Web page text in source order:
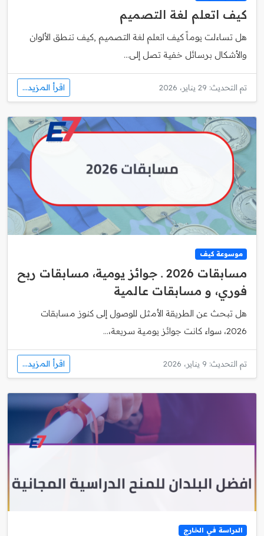
كيف اتعلم لغة التصميم
هل تساءلت يوماً كيف اتعلم لغة التصميم ,كيف تنطق الألوان
والأشكال برسائل خفية تصل إلى...
تم التحديث: 29 يناير، 2026 اقرأ المزيد...
موسوعة كيف
مسابقات 2026 ـ جوائز يومية، مسابقات ربح
فوري، و مسابقات عالمية
هل تبحث عن الطريقة الأمثل للوصول إلى كنوز مسابقات
2026، سواء كانت جوائز يومية سريعة،...
تم التحديث: 9 يناير، 2026 اقرأ المزيد...
الدراسة في الخارج